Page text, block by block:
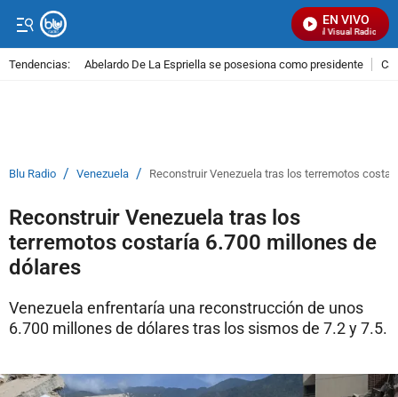
EN VIVO
Señal Visual Radio
Tendencias: Abelardo De La Espriella se posesiona como presidente
Blu Radio / Venezuela / Reconstruir Venezuela tras los terremotos
Reconstruir Venezuela tras los
terremotos costaría 6.700 millones de
dólares
Venezuela enfrentaría una reconstrucción de unos
6.700 millones de dólares tras los sismos de 7.2 y 7.5.